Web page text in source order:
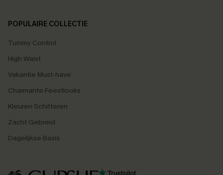
POPULAIRE COLLECTIE
Tummy Control
High Waist
Vakantie Must-have
Charmante Feestlooks
Kleuren Schitteren
Zacht Gebreid
Dagelijkse Basis